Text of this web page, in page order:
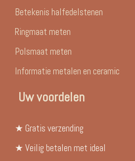
Betekenis halfedelstenen
Ringmaat meten
Polsmaat meten
Informatie metalen en ceramic
Uw voordelen
★ Gratis verzending
★ Veilig betalen met ideal